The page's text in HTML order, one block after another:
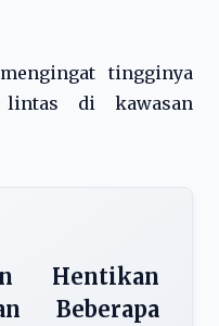
tingginya
di kawasan
Hentikan
Beberapa